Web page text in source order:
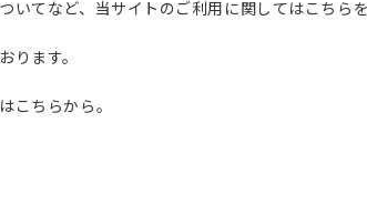
いてなど、当サイトのご利用に関してはこちら
ります。
こちらから。